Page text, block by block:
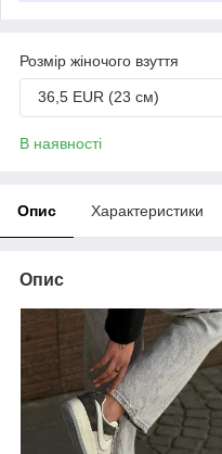
Розмір жіночого взуття
36,5 EUR (23 см)
В наявності
Опис Характеристики
Опис